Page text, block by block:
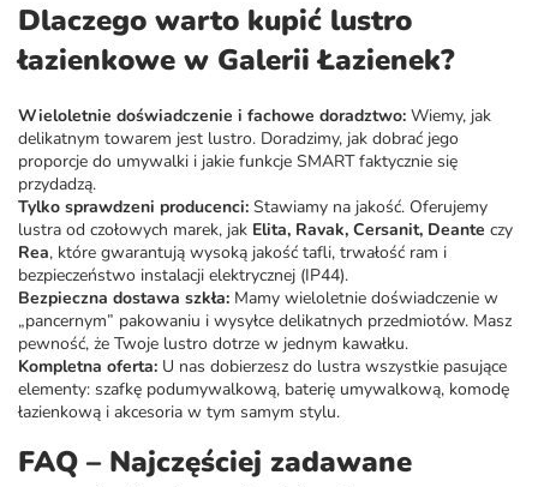
Dlaczego warto kupić lustro
łazienkowe w Galerii Łazienek?
Wieloletnie doświadczenie i fachowe doradztwo: Wiemy, jak
delikatnym towarem jest lustro. Doradzimy, jak dobrać jego
proporcje do umywalki i jakie funkcje SMART faktycznie się
przydadzą.
Tylko sprawdzeni producenci: Stawiamy na jakość. Oferujemy
lustra od czołowych marek, jak Elita, Ravak, Cersanit, Deante czy
Rea, które gwarantują wysoką jakość tafli, trwałość ram i
bezpieczeństwo instalacji elektrycznej (IP44).
Bezpieczna dostawa szkła: Mamy wieloletnie doświadczenie w
„pancernym” pakowaniu i wysyłce delikatnych przedmiotów. Masz
pewność, że Twoje lustro dotrze w jednym kawałku.
Kompletna oferta: U nas dobierzesz do lustra wszystkie pasujące
elementy: szafkę podumywalkową, baterię umywalkową, komodę
łazienkową i akcesoria w tym samym stylu.
FAQ – Najczęściej zadawane